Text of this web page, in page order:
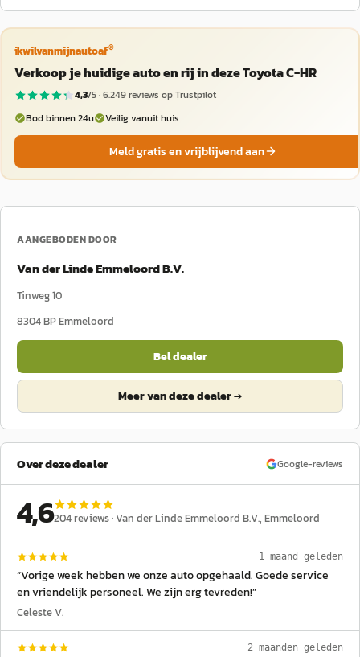
ikwilvanmijnautoaf®
Verkoop je huidige auto en rij in deze Toyota C-HR
4,3/5 ·6.249reviews op Trustpilot
Bod binnen 24u
Veilig vanuit huis
Meld gratis en vrijblijvend aan
AANGEBODEN DOOR
Van der Linde Emmeloord B.V.
Tinweg 10
8304 BPEmmeloord
Bel dealer
Meer van deze dealer →
Over deze dealer Google-reviews
4,6204reviews ·Van der Linde Emmeloord B.V., Emmeloord
1 maand geleden
“Vorige week hebben we onze auto opgehaald. Goede service
en vriendelijk personeel. We zijn erg tevreden!”
Celeste V.
2 maanden geleden